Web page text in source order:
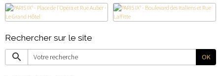
Rechercher sur le site
OK